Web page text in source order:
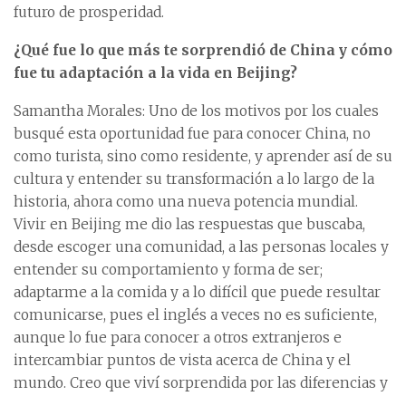
futuro de prosperidad.
¿Qué fue lo que más te sorprendió de China y cómo
fue tu adaptación a la vida en Beijing?
Samantha Morales: Uno de los motivos por los cuales
busqué esta oportunidad fue para conocer China, no
como turista, sino como residente, y aprender así de su
cultura y entender su transformación a lo largo de la
historia, ahora como una nueva potencia mundial.
Vivir en Beijing me dio las respuestas que buscaba,
desde escoger una comunidad, a las personas locales y
entender su comportamiento y forma de ser;
adaptarme a la comida y a lo difícil que puede resultar
comunicarse, pues el inglés a veces no es suficiente,
aunque lo fue para conocer a otros extranjeros e
intercambiar puntos de vista acerca de China y el
mundo. Creo que viví sorprendida por las diferencias y